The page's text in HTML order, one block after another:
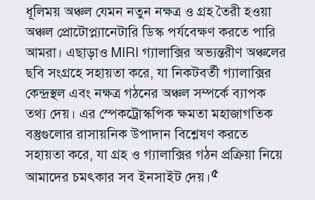
ধূলিময় অঞ্চল যেমন নতুন নক্ষত্র ও গ্রহ তৈরী হওয়া
অঞ্চল প্রোটোপ্ল্যানেটারি ডিস্ক পর্যবেক্ষণ করতে পারি
আমরা। এছাড়াও MIRI গ্যালাক্সির অভ্যন্তরীণ অঞ্চলের
ছবি সংগ্রহে সহায়তা করে, যা নিকটবর্তী গ্যালাক্সির
কেন্দ্রস্থল এবং নক্ষত্র গঠনের অঞ্চল সম্পর্কে ব্যাপক
তথ্য দেয়। এর স্পেকট্রোস্কপিক ক্ষমতা মহাজাগতিক
বস্তুগুলোর রাসায়নিক উপাদান বিশ্লেষণ করতে
সহায়তা করে, যা গ্রহ ও গ্যালাক্সির গঠন প্রক্রিয়া নিয়ে
আমাদের চমৎকার সব ইনসাইট দেয়।৫